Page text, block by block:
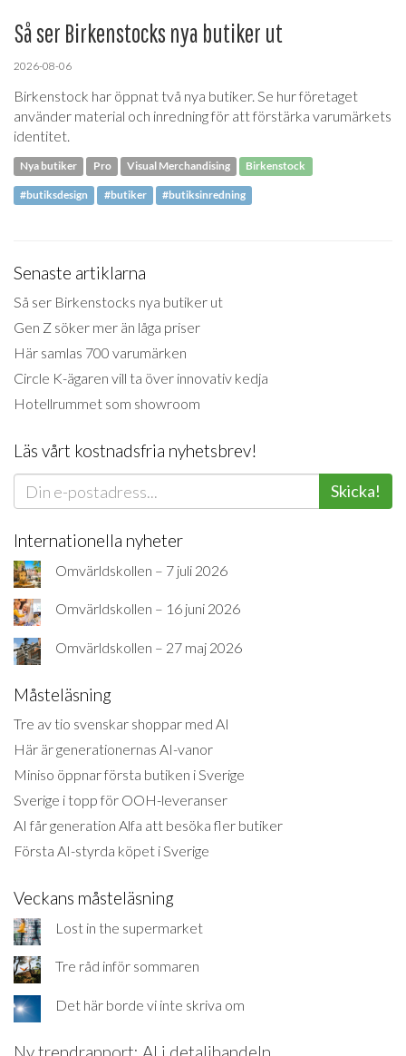
Så ser Birkenstocks nya butiker ut
2026-08-06
Birkenstock har öppnat två nya butiker. Se hur företaget
använder material och inredning för att förstärka varumärkets
identitet.
Nya butiker Pro Visual Merchandising Birkenstock
#butiksdesign #butiker #butiksinredning
Senaste artiklarna
Så ser Birkenstocks nya butiker ut
Gen Z söker mer än låga priser
Här samlas 700 varumärken
Circle K-ägaren vill ta över innovativ kedja
Hotellrummet som showroom
Läs vårt kostnadsfria nyhetsbrev!
Skicka!
Internationella nyheter
Omvärldskollen – 7 juli 2026
Omvärldskollen – 16 juni 2026
Omvärldskollen – 27 maj 2026
Måsteläsning
Tre av tio svenskar shoppar med AI
Här är generationernas AI-vanor
Miniso öppnar första butiken i Sverige
Sverige i topp för OOH-leveranser
AI får generation Alfa att besöka fler butiker
Första AI-styrda köpet i Sverige
Veckans måsteläsning
Lost in the supermarket
Tre råd inför sommaren
Det här borde vi inte skriva om
Ny trendrapport: AI i detaljhandeln